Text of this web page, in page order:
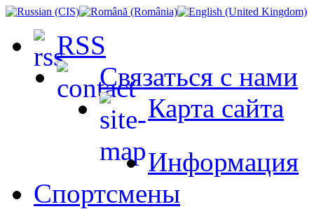
RSS
Связаться с нами
Карта сайта
Информация
Спортсмены